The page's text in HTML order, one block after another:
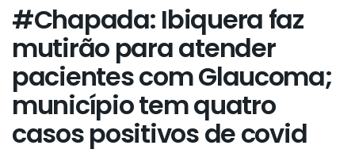
#Chapada: Ibiquera faz
mutirão para atender
pacientes com Glaucoma;
município tem quatro
casos positivos de covid